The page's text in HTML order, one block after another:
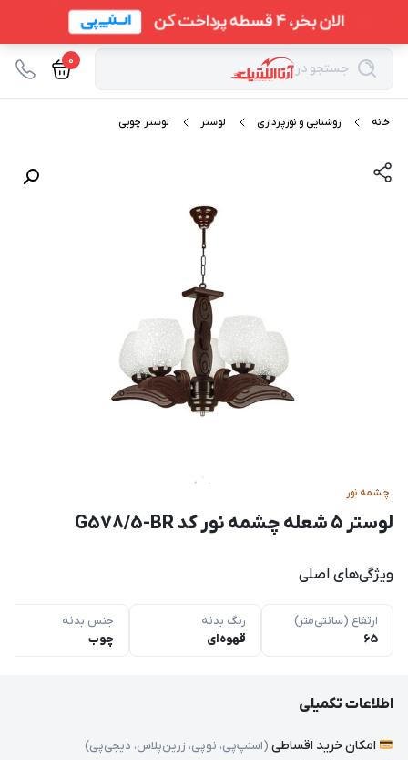
جستجو در 0
خانه روشنایی و نورپردازی لوستر لوستر چوبی
چشمه نور
لوستر ۵ شعله چشمه نور کد G578/5-BR
ویژگی‌های اصلی
ارتفاع (سانتی‌متر)
65
رنگ بدنه
قهوه‌ای
جنس بدنه
چوب
اطلاعات تکمیلی
امکان خرید اقساطی (اسنپ‌پی، نوپی، زرین‌پلاس، دیجی‌پی)